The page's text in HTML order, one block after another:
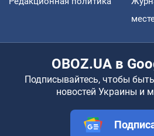
OBOZ.UA в
Подписывайтесь, чтобы
новостей Украины и